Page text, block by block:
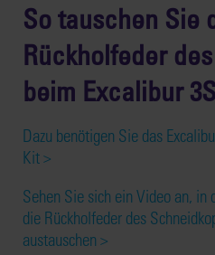
So tauschen Sie
Rückholfeder
beim Excalibur
Dazu benötigen Sie das
Kit >
Sehen Sie sich ein Video an,
die Rückholfeder des
austauschen >